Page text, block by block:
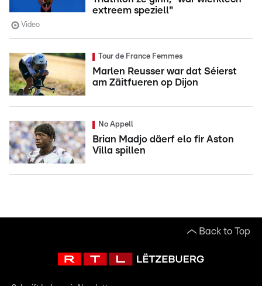
extreem speziell"
Video
Tour de France Femmes
Marlen Reusser war dat Séierst
am Zäitfueren op Dijon
No Appell
Brian Madjo däerf elo fir Aston
Villa spillen
Back to Top